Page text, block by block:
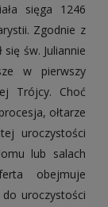
sięga 1246
Zgodnie z
św. Juliannie
w pierwszy
Trójcy. Choć
ołtarze
uroczystości
lub salach
obejmuje
uroczystości